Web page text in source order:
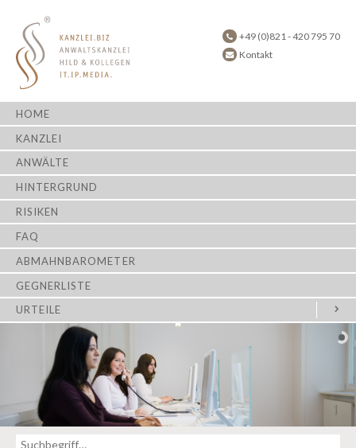
+49 (0)821 - 420 795 70
Kontakt
HOME
KANZLEI
ANWÄLTE
HINTERGRUND
RISIKEN
FAQ
ABMAHNBAROMETER
GEGNERLISTE
URTEILE